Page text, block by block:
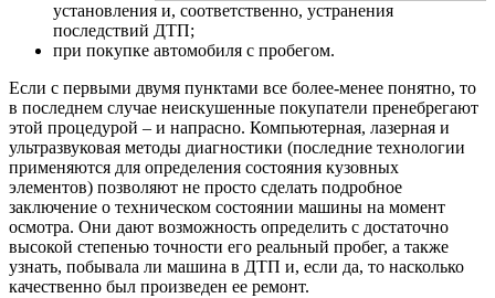
установления и, соответственно, устранения
последствий ДТП;
при покупке автомобиля с пробегом.
Если с первыми двумя пунктами все более-менее понятно, то
в последнем случае неискушенные покупатели пренебрегают
этой процедурой – и напрасно. Компьютерная, лазерная и
ультразвуковая методы диагностики (последние технологии
применяются для определения состояния кузовных
элементов) позволяют не просто сделать подробное
заключение о техническом состоянии машины на момент
осмотра. Они дают возможность определить с достаточно
высокой степенью точности его реальный пробег, а также
узнать, побывала ли машина в ДТП и, если да, то насколько
качественно был произведен ее ремонт.